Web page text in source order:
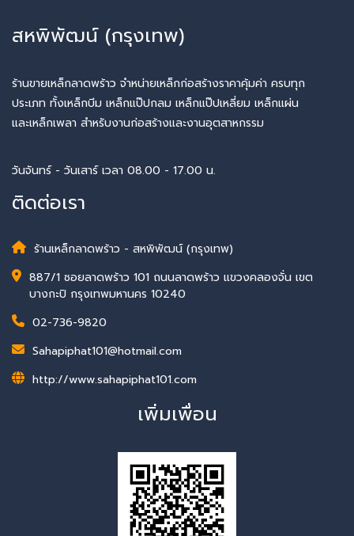
สหพิพัฒน์ (กรุงเทพ)
ร้านขายเหล็กลาดพร้าว จำหน่ายเหล็กก่อสร้างราคาคุ้มค่า ครบทุก
ประเภท ทั้งเหล็กบีม เหล็กแป๊ปกลม เหล็กแป๊ปเหลี่ยม เหล็กแผ่น
และเหล็กเพลา สำหรับงานก่อสร้างและงานอุตสาหกรรม
วันจันทร์ - วันเสาร์ เวลา 08.00 - 17.00 น.
ติดต่อเรา
ร้านเหล็กลาดพร้าว - สหพิพัฒน์ (กรุงเทพ)
887/1 ซอยลาดพร้าว 101 ถนนลาดพร้าว แขวงคลองจั่น เขต
บางกะปิ กรุงเทพมหานคร 10240
02-736-9820
Sahapiphat101@hotmail.com
http://www.sahapiphat101.com
เพิ่มเพื่อน